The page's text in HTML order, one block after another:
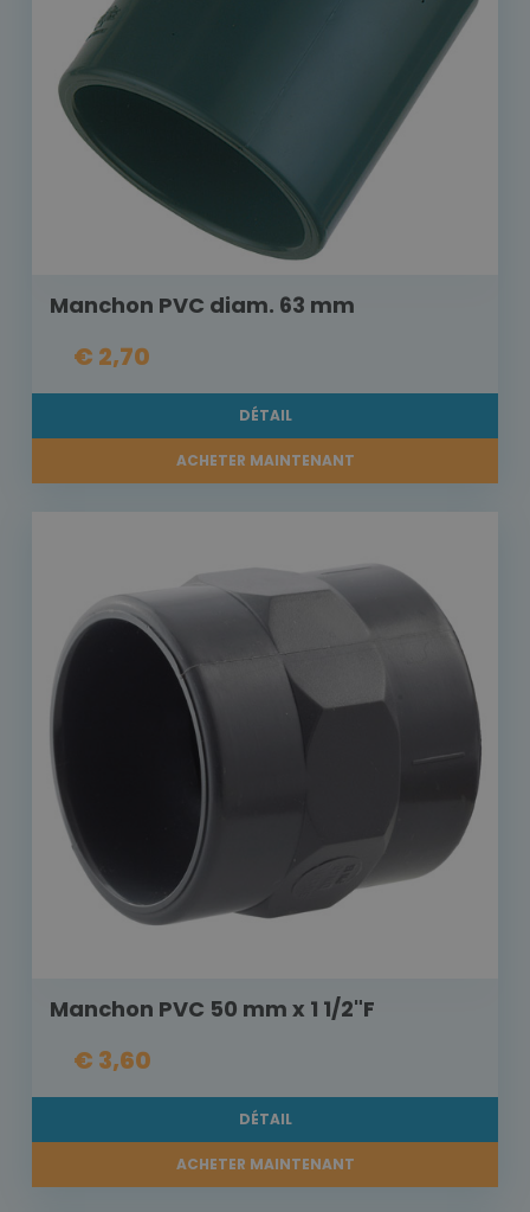
Manchon PVC diam. 63 mm
€ 2,70
DÉTAIL
ACHETER MAINTENANT
Manchon PVC 50 mm x 1 1/2"F
€ 3,60
DÉTAIL
ACHETER MAINTENANT